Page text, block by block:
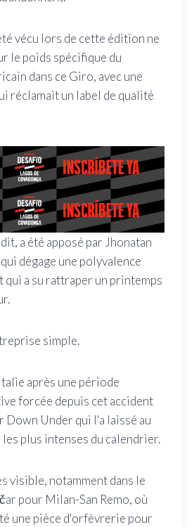
vécu lors de cette édition ne
le poids spécifique du
dans ce Giro, avec une
réclamait un label de qualité
a été apposé par Jhonatan
dégage une polyvalence
qui a su rattraper un printemps
simple.
après une période
forcée depuis cet accident
Down Under qui l'a laissé au
plus intenses du calendrier.
visible, notamment dans le
pour Milan-San Remo, où
une pièce d'orfèvrerie pour